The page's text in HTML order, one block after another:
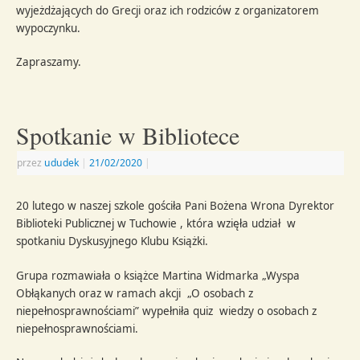
wyjeżdżających do Grecji oraz ich rodziców z organizatorem
wypoczynku.
Zapraszamy.
Spotkanie w Bibliotece
przez ududek 21/02/2020
20 lutego w naszej szkole gościła Pani Bożena Wrona Dyrektor
Biblioteki Publicznej w Tuchowie , która wzięła udział w
spotkaniu Dyskusyjnego Klubu Książki.
Grupa rozmawiała o książce Martina Widmarka „Wyspa
Obłąkanych oraz w ramach akcji „O osobach z
niepełnosprawnościami” wypełniła quiz wiedzy o osobach z
niepełnosprawnościami.